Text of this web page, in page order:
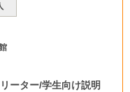
ーター/学生向け説明